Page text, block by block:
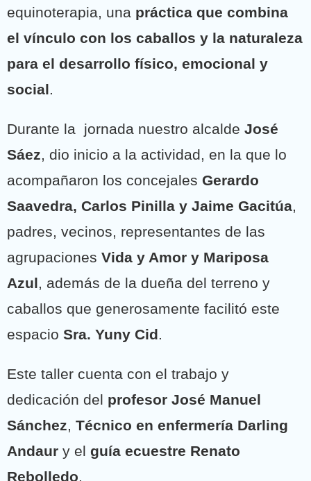
equinoterapia, una práctica que combina
el vínculo con los caballos y la naturaleza
para el desarrollo físico, emocional y
social.
Durante la jornada nuestro alcalde José
Sáez, dio inicio a la actividad, en la que lo
acompañaron los concejales Gerardo
Saavedra, Carlos Pinilla y Jaime Gacitúa,
padres, vecinos, representantes de las
agrupaciones Vida y Amor y Mariposa
Azul, además de la dueña del terreno y
caballos que generosamente facilitó este
espacio Sra. Yuny Cid.
Este taller cuenta con el trabajo y
dedicación del profesor José Manuel
Sánchez, Técnico en enfermería Darling
Andaur y el guía ecuestre Renato
Rebolledo.